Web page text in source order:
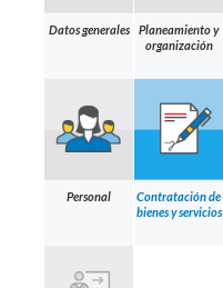
Datos generales
Planeamiento y
organización
Personal
Contratación de
bienes y servicios